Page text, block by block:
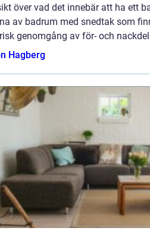
över vad det innebär att ha ett
av badrum med snedtak som
genomgång av för- och
Hagberg